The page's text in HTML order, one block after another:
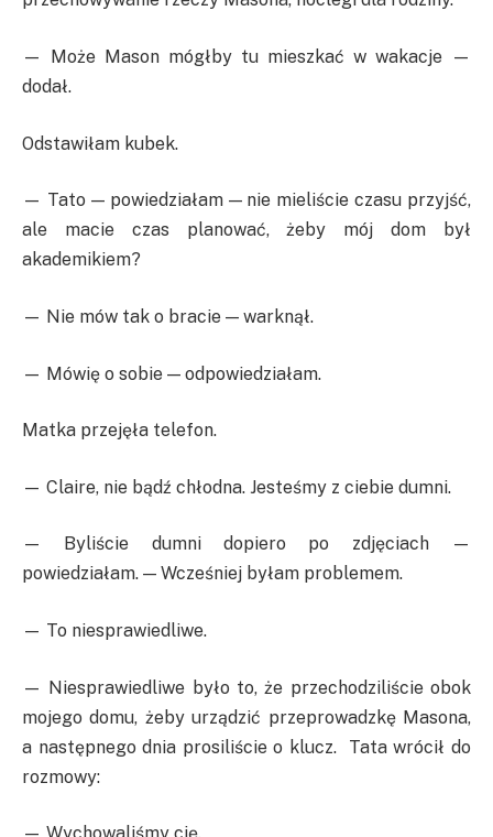
— Może Mason mógłby tu mieszkać w wakacje —
dodał.
Odstawiłam kubek.
— Tato — powiedziałam — nie mieliście czasu przyjść,
ale macie czas planować, żeby mój dom był
akademikiem?
— Nie mów tak o bracie — warknął.
— Mówię o sobie — odpowiedziałam.
Matka przejęła telefon.
— Claire, nie bądź chłodna. Jesteśmy z ciebie dumni.
— Byliście dumni dopiero po zdjęciach —
powiedziałam. — Wcześniej byłam problemem.
— To niesprawiedliwe.
— Niesprawiedliwe było to, że przechodziliście obok
mojego domu, żeby urządzić przeprowadzkę Masona,
a następnego dnia prosiliście o klucz. Tata wrócił do
rozmowy: